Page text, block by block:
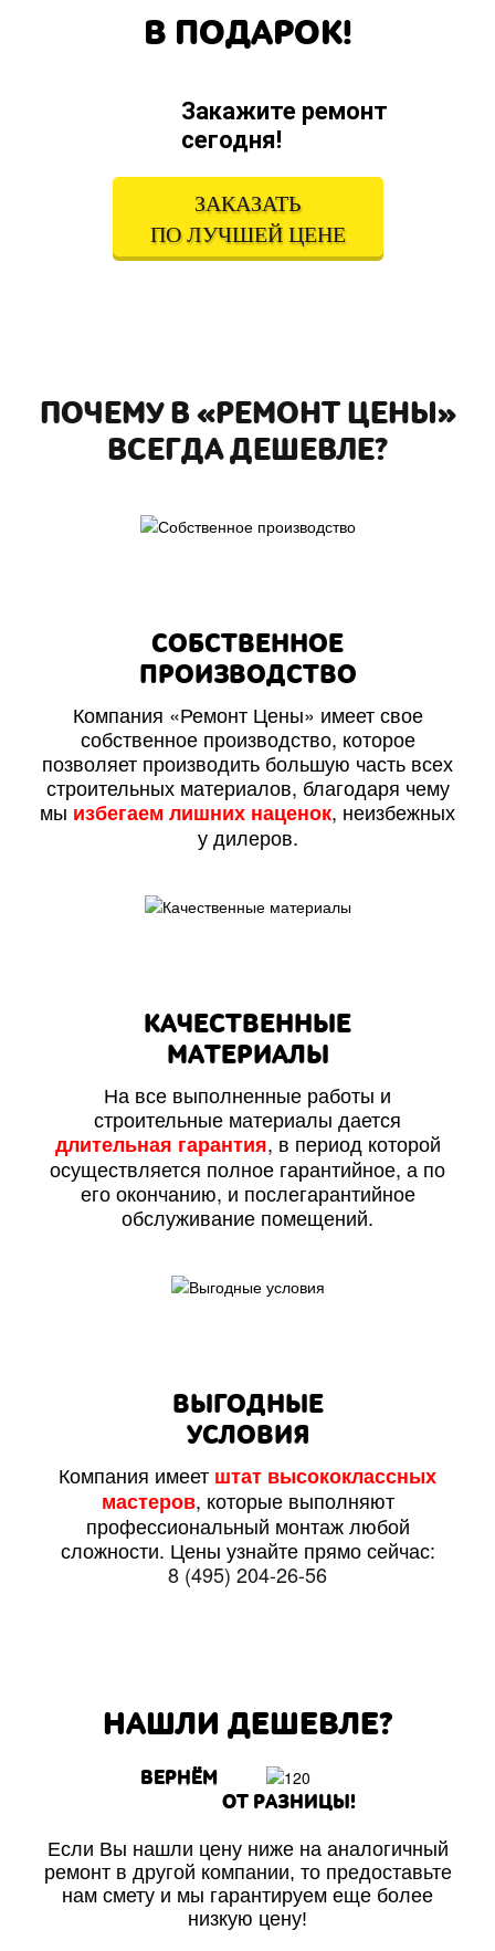
В ПОДАРОК!
Закажите ремонт
сегодня!
ЗАКАЗАТЬ
ПО ЛУЧШЕЙ ЦЕНЕ
ПОЧЕМУ В «РЕМОНТ ЦЕНЫ»
ВСЕГДА ДЕШЕВЛЕ?
СОБСТВЕННОЕ
ПРОИЗВОДСТВО
Компания «Ремонт Цены» имеет свое
собственное производство, которое
позволяет производить большую часть всех
строительных материалов, благодаря чему
мы избегаем лишних наценок, неизбежных
у дилеров.
КАЧЕСТВЕННЫЕ
МАТЕРИАЛЫ
На все выполненные работы и
строительные материалы дается
длительная гарантия, в период которой
осуществляется полное гарантийное, а по
его окончанию, и послегарантийное
обслуживание помещений.
ВЫГОДНЫЕ
УСЛОВИЯ
Компания имеет штат высококлассных
мастеров, которые выполняют
профессиональный монтаж любой
сложности. Цены узнайте прямо сейчас:
8 (495) 204-26-56
НАШЛИ ДЕШЕВЛЕ?
ВЕРНЁМ
ОТ РАЗНИЦЫ!
Если Вы нашли цену ниже на аналогичный
ремонт в другой компании, то предоставьте
нам смету и мы гарантируем еще более
низкую цену!